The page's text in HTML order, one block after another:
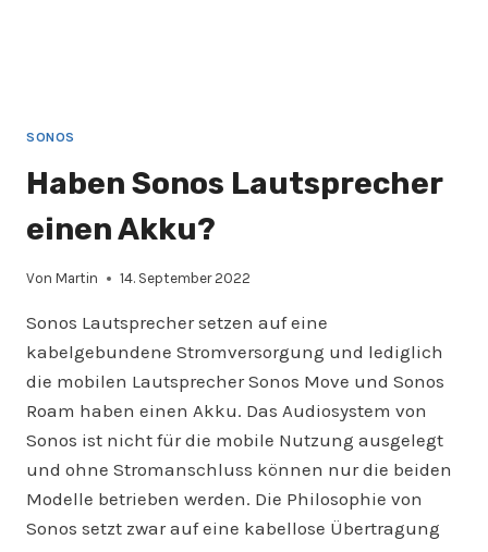
SONOS
Haben Sonos Lautsprecher
einen Akku?
Von Martin 14. September 2022
Sonos Lautsprecher setzen auf eine
kabelgebundene Stromversorgung und lediglich
die mobilen Lautsprecher Sonos Move und Sonos
Roam haben einen Akku. Das Audiosystem von
Sonos ist nicht für die mobile Nutzung ausgelegt
und ohne Stromanschluss können nur die beiden
Modelle betrieben werden. Die Philosophie von
Sonos setzt zwar auf eine kabellose Übertragung